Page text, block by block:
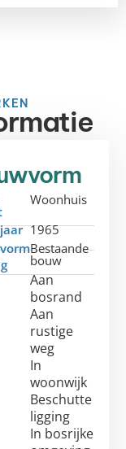
Woonhuis
1965
Bestaande
bouw
Aan
bosrand
Aan
rustige
weg
In
woonwijk
Beschutte
ligging
In bosrijke